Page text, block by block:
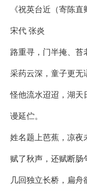
《祝英台近（寄陈直
宋代 张炎
路重寻，门半掩、苔
采药云深，童子更无
怪他流水迢迢，湖天
谩延伫。
姓名题上芭蕉，凉夜
赋了秋声，还赋断肠
几回独立长桥，扁舟